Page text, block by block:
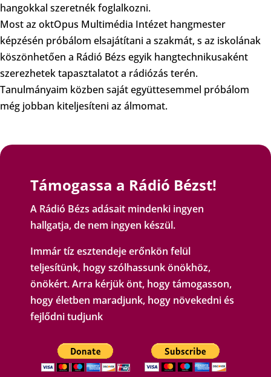
hangokkal szeretnék foglalkozni.
Most az oktOpus Multimédia Intézet hangmester
képzésén próbálom elsajátítani a szakmát, s az iskolának
köszönhetően a Rádió Bézs egyik hangtechnikusaként
szerezhetek tapasztalatot a rádiózás terén.
Tanulmányaim közben saját együttesemmel próbálom
még jobban kiteljesíteni az álmomat.
Támogassa a Rádió Bézst!
A Rádió Bézs adásait mindenki ingyen
hallgatja, de nem ingyen készül.
Immár tíz esztendeje erőnkön felül
teljesítünk, hogy szólhassunk önökhöz,
önökért. Arra kérjük önt, hogy támogasson,
hogy életben maradjunk, hogy növekedni és
fejlődni tudjunk